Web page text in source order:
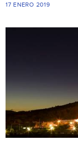
17 ENERO 2019